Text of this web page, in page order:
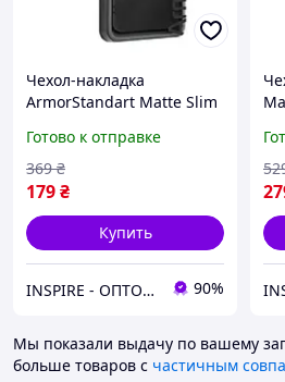
Чехол-накладка
ArmorStandart Matte Slim
OnePlus 13R/OnePlus Ace
5/OnePlus Ace 5 Pro Black
(ARM83509)
Готово к отправке
179₴
369 ₴
Купить
INSPIRE - ОПТОВІ ПРОДАЖІ ТА БЕЗГОТІВКА ДЛЯ БІЗНЕСУ 90%
5/
Мы показали выдачу по вашему
больше товаров с частичным